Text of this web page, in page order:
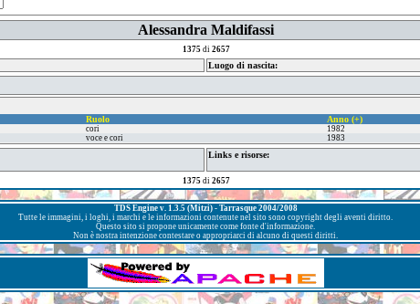
Alessandra Maldifassi
1375di 2657
Luogo di nascita:
Ruolo Anno (+)
cori 1982
voce e cori 1983
Links e risorse:
1375di 2657
TDS Engine v. 1.3.5 (Mitzi) - Tarrasque 2004/2008
Tutte le immagini, i loghi, i marchi e le informazioni contenute nel sito sono copyright degli aventi diritto.
Questo sito si propone unicamente come fonte d'informazione.
Non è nostra intenzione contestare o appropriarci di alcuno di questi diritti.